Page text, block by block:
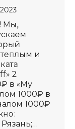
Мы,
теплым и
2
в «My
1000₽ в
1000₽